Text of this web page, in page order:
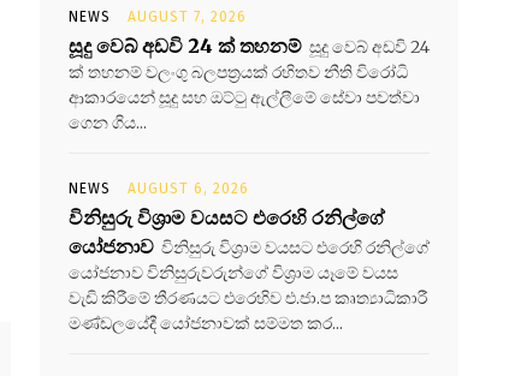
NEWS AUGUST 7, 2026
සූදු වෙබ් අඩවි 24 ක් තහනම් සූදු වෙබ් අඩවි 24
ක් තහනම් වලංගු බලපත්‍රයක් රහිතව නීති විරෝධි
ආකාරයෙන් සූදු සහ ඔට්ටු ඇල්ලීමේ සේවා පවත්වා
ගෙන ගිය...
NEWS AUGUST 6, 2026
විනිසුරු විශ්‍රාම වයසට එරෙහි රනිල්ගේ
යෝජනාව විනිසුරු විශ්‍රාම වයසට එරෙහි රනිල්ගේ
යෝජනාව විනිසුරුවරුන්ගේ විශ්‍රාම යෑමේ වයස
වැඩි කිරීමේ තීරණයට එරෙහිව එ.ජා.ප කෘත්‍යාධිකාරී
මණ්ඩලයේදී යෝජනාවක් සම්මත කර...